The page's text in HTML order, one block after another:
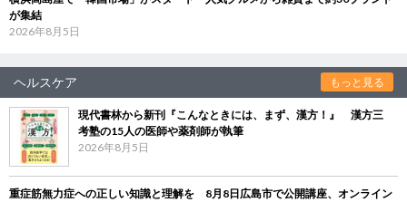
が集結
2026年8月5日
ヘルスケア もっと見る
現代書林から新刊『こんなときには、まず、漢方！』 漢方三
考塾の15人の医師や薬剤師が執筆
2026年8月5日
重症筋無力症への正しい知識と理解を 8月8日広島市で公開講座、オンライン